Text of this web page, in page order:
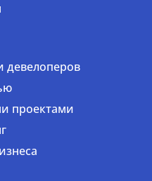
девелоперов
проектами